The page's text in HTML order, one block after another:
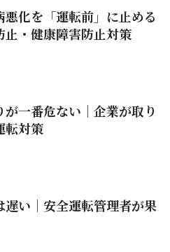
化を「運転前」に止める
止・健康障害防止対策
一番危ない｜企業が取り
転対策
い｜安全運転管理者が果